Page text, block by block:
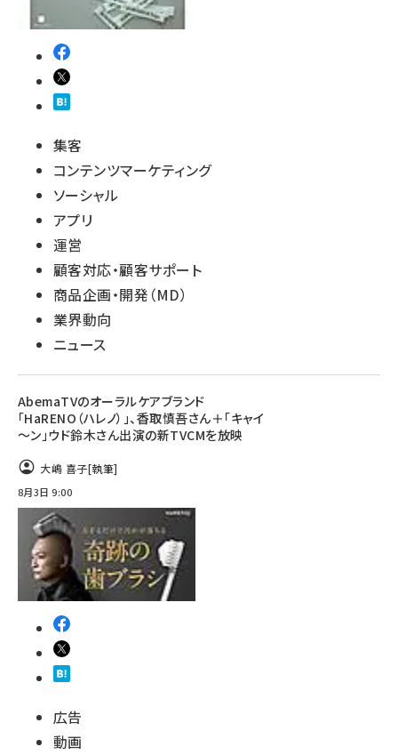
集客
コンテンツマーケティング
ソーシャル
アプリ
運営
顧客対応・顧客サポート
商品企画・開発（MD）
業界動向
ニュース
AbemaTVのオーラルケアブランド
「HaRENO（ハレノ）」、香取慎吾さん＋「キャイ
～ン」ウド鈴木さん出演の新TVCMを放映
大嶋 喜子[執筆]
8月3日 9:00
広告
動画